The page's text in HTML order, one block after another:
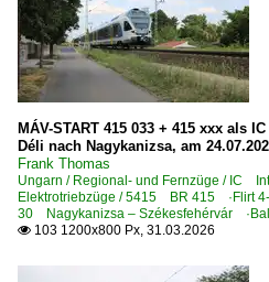
MÁV-START 415 033 + 415 xxx als
Déli nach Nagykanizsa, am
Frank Thomas
Ungarn / Regional- und Fernzüge / IC
Elektrotriebzüge / 5415 BR 415 ·Flirt 4-
30 Nagykanizsa – Székesfehérvár
 103 1200x800 Px, 31.03.2026